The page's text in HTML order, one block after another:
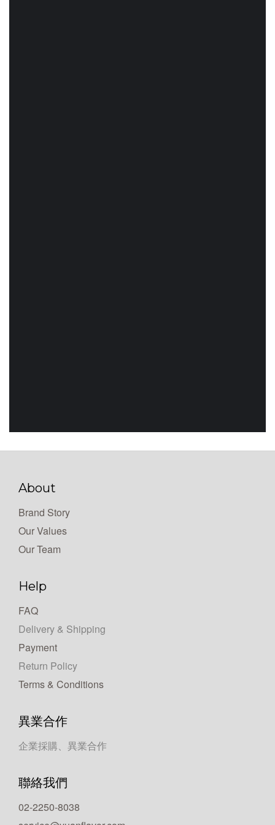
About
Brand Story
Our Values
Our Team
Help
FAQ
Delivery & Shipping
Payment
Return Policy
Terms & Conditions
異業合作
企業採購、異業合作
聯絡我們
02-2250-8038